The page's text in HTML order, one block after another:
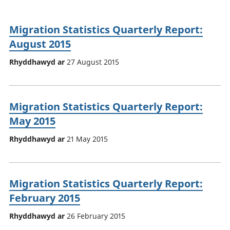
Migration Statistics Quarterly Report:
August 2015
Rhyddhawyd ar 27 August 2015
Migration Statistics Quarterly Report:
May 2015
Rhyddhawyd ar 21 May 2015
Migration Statistics Quarterly Report:
February 2015
Rhyddhawyd ar 26 February 2015